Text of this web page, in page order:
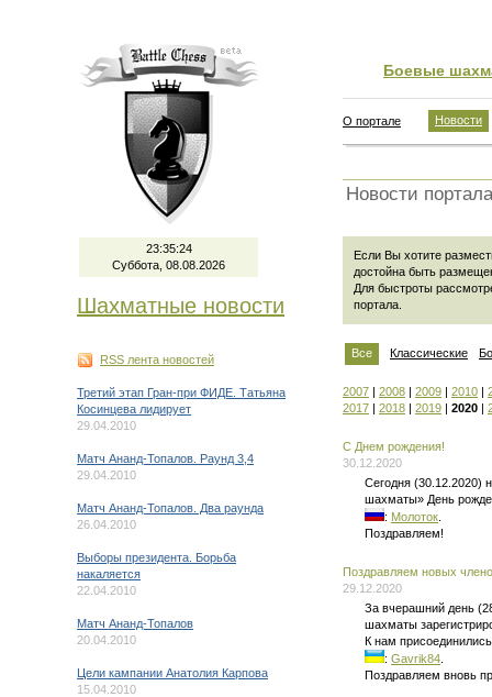
23:35:24
Суббота, 08.08.2026
Шахматные новости
RSS лента новостей
Третий этап Гран-при ФИДЕ. Татьяна
Косинцева лидирует
29.04.2010
Матч Ананд-Топалов. Раунд 3,4
29.04.2010
Матч Ананд-Топалов. Два раунда
26.04.2010
Выборы президента. Борьба
накаляется
22.04.2010
Матч Ананд-Топалов
20.04.2010
Цели кампании Анатолия Карпова
15.04.2010
Боевые
О портале Новости
Новости
Если Вы хотите
достойна быть
Для быстроты
портала
Все Классические
2007 | 2008 | 2009 | 2010 |
2017 | 2018 | 2019 | 2020 |
C Днем рождения!
30.12.2020
Сегодня (30.12.2020)
шахматы» День
: Молоток
Поздравляем!
Поздравляем новых
29.12.2020
За вчерашний день
шахматы
К нам
: Gavrik84
Поздравляем вновь